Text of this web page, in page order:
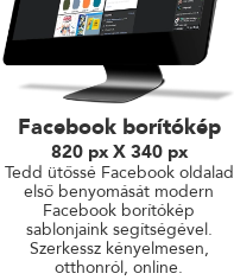
Facebook borítókép
820 px X 340 px
Tedd ütőssé Facebook oldalad
első benyomását modern
Facebook borítókép
sablonjaink segítségével.
Szerkessz kényelmesen,
otthonról, online.